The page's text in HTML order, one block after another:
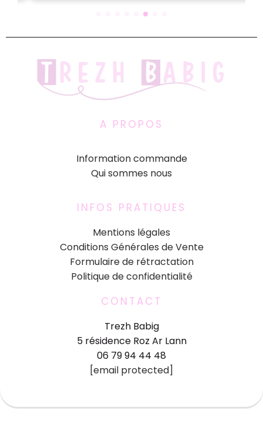
A PROPOS
Information commande
Qui sommes nous
INFOS PRATIQUES
Mentions légales
Conditions Générales de Vente
Formulaire de rétractation
Politique de confidentialité
CONTACT
Trezh Babig
5 résidence Roz Ar Lann
06 79 94 44 48
[email protected]